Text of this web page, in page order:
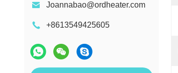
Joannabao@ordheater.com
+8613549425605